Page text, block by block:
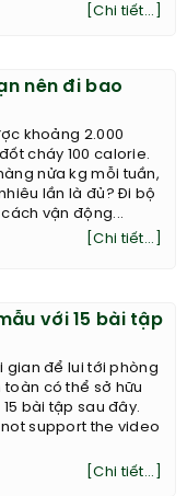
[Chi tiết...]
nên đi bao
khoảng 2.000
cháy 100 calorie.
nửa kg mỗi tuần,
lần là đủ? Đi bộ
vận động...
[Chi tiết...]
với 15 bài tập
gian để lui tới phòng
toàn có thể sở hữu
bài tập sau đây.
support the video
[Chi tiết...]